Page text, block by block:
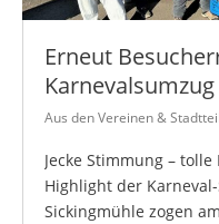
Erneut
Karnevalsumzug
Aus den Vereinen &
Jecke Stimmung –
Highlight der
Sickingmühle zogen